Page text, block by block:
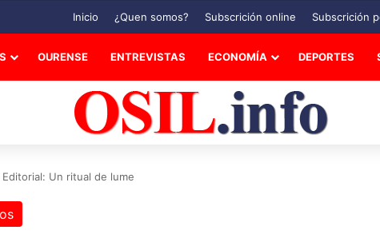
Inicio ¿Quen somos? Subscrición online Subscrición
OURENSE ENTREVISTAS ECONOMÍA DEPORTES
Editorial: Un ritual de lume